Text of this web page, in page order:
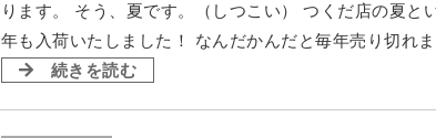
ります。 そう、夏です。（しつこい） つくだ店の夏と
年も入荷いたしました！ なんだかんだと毎年売り切れ
続きを読む